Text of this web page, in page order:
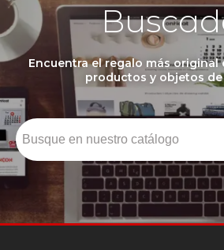
Encuentra el regalo más original
productos y objetos